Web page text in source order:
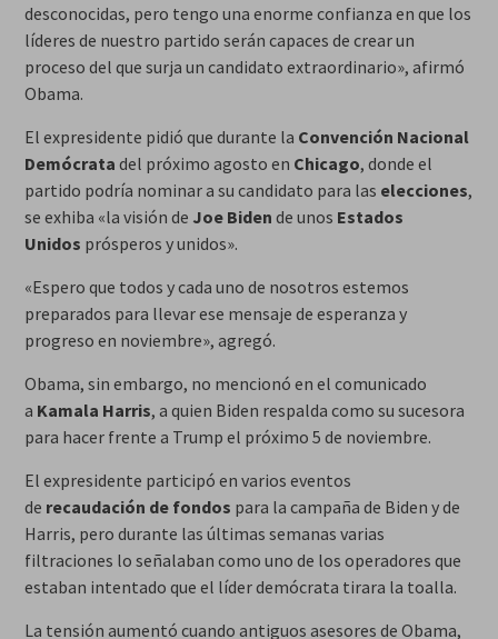
desconocidas, pero tengo una enorme confianza en que los
líderes de nuestro partido serán capaces de crear un
proceso del que surja un candidato extraordinario», afirmó
Obama.
El expresidente pidió que durante la Convención Nacional
Demócrata del próximo agosto en Chicago, donde el
partido podría nominar a su candidato para las elecciones,
se exhiba «la visión de Joe Biden de unos Estados
Unidos prósperos y unidos».
«Espero que todos y cada uno de nosotros estemos
preparados para llevar ese mensaje de esperanza y
progreso en noviembre», agregó.
Obama, sin embargo, no mencionó en el comunicado
a Kamala Harris, a quien Biden respalda como su sucesora
para hacer frente a Trump el próximo 5 de noviembre.
El expresidente participó en varios eventos
de recaudación de fondos para la campaña de Biden y de
Harris, pero durante las últimas semanas varias
filtraciones lo señalaban como uno de los operadores que
estaban intentado que el líder demócrata tirara la toalla.
La tensión aumentó cuando antiguos asesores de Obama,